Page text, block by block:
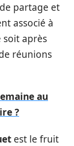
partage et
associé à
soit après
réunions
au
?
est le fruit